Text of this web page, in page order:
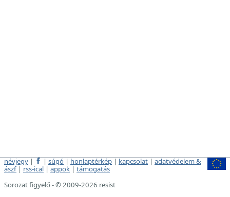
névjegy | | súgó | honlaptérkép | kapcsolat | adatvédelem &
ászf | rss-ical | appok | támogatás
Sorozat figyelő - © 2009-2026 resist